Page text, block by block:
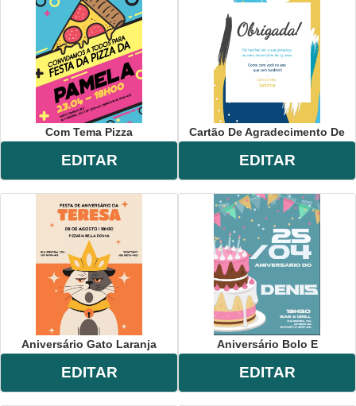
Com Tema Pizza
EDITAR
Cartão De Agradecimento De
EDITAR
Aniversário Gato Laranja
EDITAR
Aniversário Bolo E
EDITAR